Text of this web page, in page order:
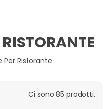
RISTORANTE
Per Ristorante
Ci sono 85 prodotti.